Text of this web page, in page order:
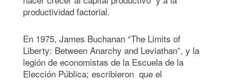
productividad factorial.
En 1975, James Buchanan “The Limits of
Liberty: Between Anarchy and Leviathan”, y la
legión de economistas de la Escuela de la
Elección Pública; escribieron que el